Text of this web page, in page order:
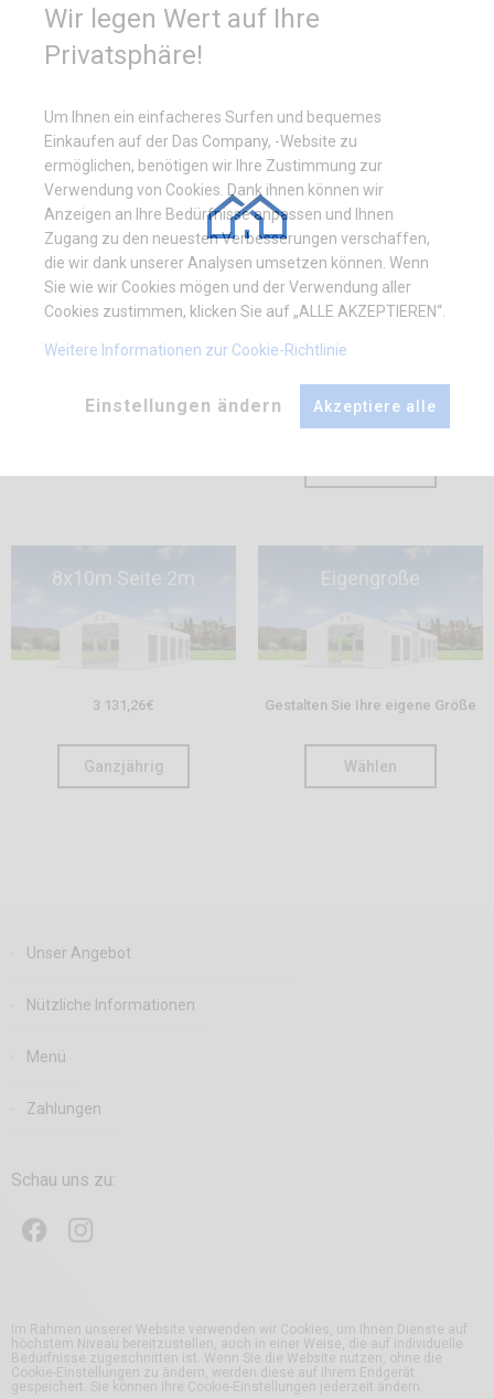
Hermetic- Verschlussklettverschluss
3x6m Seite 2m
761,77€
4x8m Seite 2m
998,62 €
1 571,20 €
8x10m Seite 2m
3 131,26€
Ganzjährig
Eigengröße
Gestalten Sie Ihre eigene Größe
Wählen
Unser Angebot
Nützliche Informationen
Menü
Zahlungen
Schau uns zu:
Im Rahmen unserer Website verwenden wir Cookies, um Ihnen Dienste auf
höchstem Niveau bereitzustellen, auch in einer Weise, die auf individuelle
Bedürfnisse zugeschnitten ist. Wenn Sie die Website nutzen, ohne die
Cookie-Einstellungen zu ändern, werden diese auf Ihrem Endgerät
gespeichert. Sie können Ihre Cookie-Einstellungen jederzeit ändern.
Wir legen Wert auf Ihre
Privatsphäre!
Um Ihnen ein einfacheres Surfen und bequemes
Einkaufen auf der Das Company, -Website zu
ermöglichen, benötigen wir Ihre Zustimmung zur
Verwendung von Cookies. Dank ihnen können wir
Anzeigen an Ihre Bedürfnisse anpassen und Ihnen
Zugang zu den neuesten Verbesserungen verschaffen,
die wir dank unserer Analysen umsetzen können. Wenn
Sie wie wir Cookies mögen und der Verwendung aller
Cookies zustimmen, klicken Sie auf „ALLE AKZEPTIEREN“.
Weitere Informationen zur Cookie-Richtlinie
Einstellungen ändern Akzeptiere alle